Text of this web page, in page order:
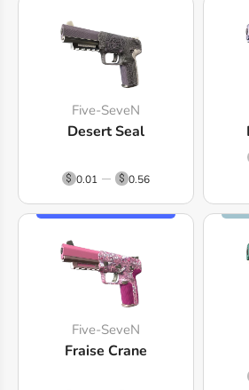
Five-SeveN
Desert Seal
0.01 0.56
Five-SeveN
Fraise Crane